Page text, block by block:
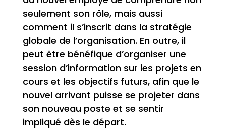
seulement son rôle, mais aussi
comment il s’inscrit dans la stratégie
globale de l’organisation. En outre, il
peut être bénéfique d’organiser une
session d’information sur les projets en
cours et les objectifs futurs, afin que le
nouvel arrivant puisse se projeter dans
son nouveau poste et se sentir
impliqué dès le départ.